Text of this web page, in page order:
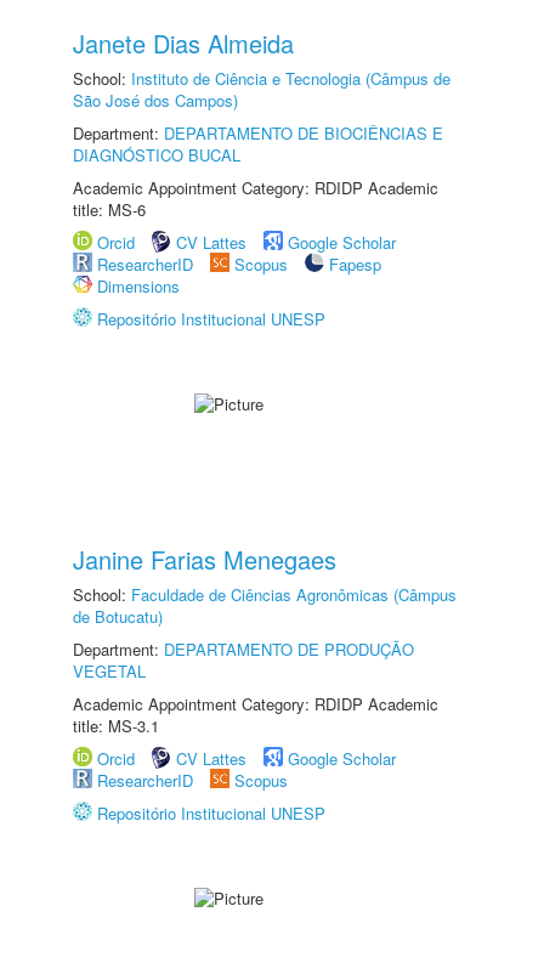
Janete Dias Almeida
School: Instituto de Ciência e Tecnologia (Câmpus de
São José dos Campos)
Department: DEPARTAMENTO DE BIOCIÊNCIAS E
DIAGNÓSTICO BUCAL
Academic Appointment Category: RDIDP Academic
title: MS-6
Orcid
CV Lattes
Google Scholar
ResearcherID
Scopus
Fapesp
Dimensions
Repositório Institucional UNESP
Janine Farias Menegaes
School: Faculdade de Ciências Agronômicas (Câmpus
de Botucatu)
Department: DEPARTAMENTO DE PRODUÇÃO
VEGETAL
Academic Appointment Category: RDIDP Academic
title: MS-3.1
Orcid
CV Lattes
Google Scholar
ResearcherID
Scopus
Repositório Institucional UNESP